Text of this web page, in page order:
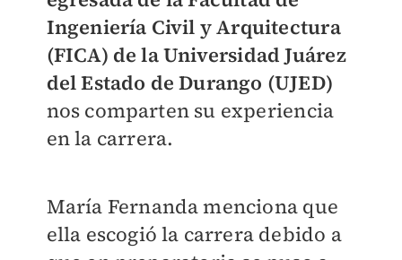
Ingeniería Civil y Arquitectura
(FICA) de la Universidad Juárez
del Estado de Durango (UJED)
nos comparten su experiencia
en la carrera.
María Fernanda menciona que
ella escogió la carrera debido a